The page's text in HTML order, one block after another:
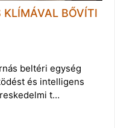
KLÍMÁVAL BŐVÍTI
beltéri egység
és intelligens
t…